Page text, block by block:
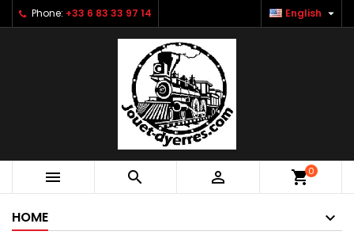
Phone: +33 6 83 33 97 14 English 
   shopping_cart0
HOME